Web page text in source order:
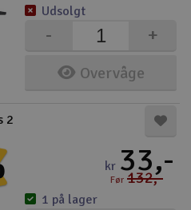
Overvåge
+
-
Udsolgt
2
kr 33,-
Før 132,-
1 på lager